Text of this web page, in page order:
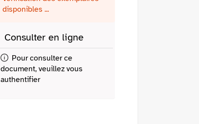
disponibles ...
Consulter en ligne
Pour consulter ce
document, veuillez vous
authentifier